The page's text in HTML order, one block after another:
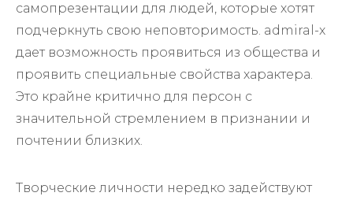
самопрезентации для людей, которые хотят
подчеркнуть свою неповторимость. admiral-x
дает возможность проявиться из общества и
проявить специальные свойства характера.
Это крайне критично для персон с
значительной стремлением в признании и
почтении близких.
Творческие личности нередко задействуют